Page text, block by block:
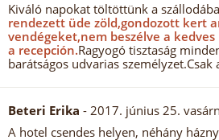
Kiváló napokat töltöttünk a
rendezett üde zöld,gondozott kert
vendégeket,nem beszélve a
a recepción.Ragyogó tisztaság
barátságos udvarias
Beteri Erika - 2017. június 25.
A hotel csendes helyen, néhány